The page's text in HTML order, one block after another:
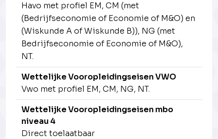
Havo met profiel EM, CM (met
(Bedrijfseconomie of Economie of M&O) en
(Wiskunde A of Wiskunde B)), NG (met
Bedrijfseconomie of Economie of M&O),
NT.
Wettelijke Vooropleidingseisen VWO
Vwo met profiel EM, CM, NG, NT.
Wettelijke Vooropleidingseisen mbo
niveau 4
Direct toelaatbaar